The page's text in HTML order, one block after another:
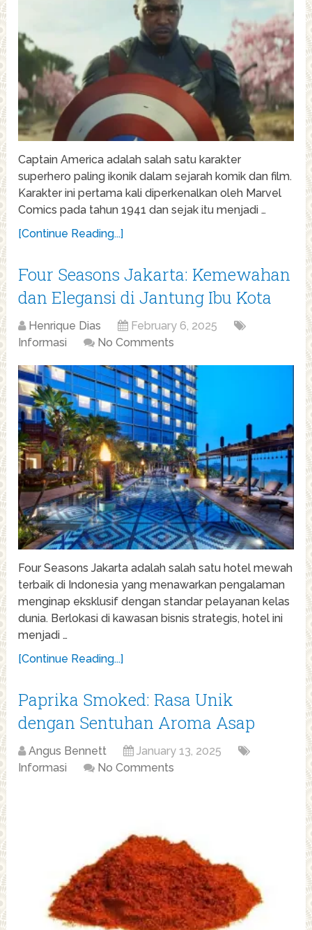
Captain America adalah salah satu karakter
superhero paling ikonik dalam sejarah komik dan film.
Karakter ini pertama kali diperkenalkan oleh Marvel
Comics pada tahun 1941 dan sejak itu menjadi …
[Continue Reading...]
Four Seasons Jakarta: Kemewahan
dan Elegansi di Jantung Ibu Kota
Henrique Dias
February 6, 2025
Informasi
No Comments
Four Seasons Jakarta adalah salah satu hotel mewah
terbaik di Indonesia yang menawarkan pengalaman
menginap eksklusif dengan standar pelayanan kelas
dunia. Berlokasi di kawasan bisnis strategis, hotel ini
menjadi …
[Continue Reading...]
Paprika Smoked: Rasa Unik
dengan Sentuhan Aroma Asap
Angus Bennett
January 13, 2025
Informasi
No Comments